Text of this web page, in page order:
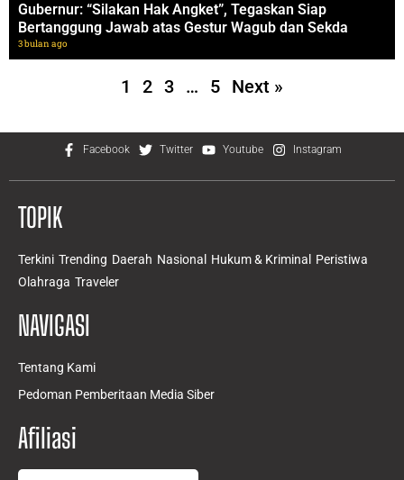
Gubernur: “Silakan Hak Angket”, Tegaskan Siap
Bertanggung Jawab atas Gestur Wagub dan Sekda
3 bulan ago
1 2 3 … 5 Next »
Facebook Twitter Youtube Instagram
TOPIK
Terkini Trending Daerah Nasional Hukum & Kriminal
Peristiwa
Olahraga Traveler
NAVIGASI
Tentang Kami
Pedoman Pemberitaan Media Siber
Afiliasi